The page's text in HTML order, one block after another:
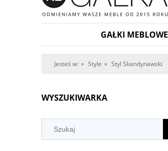
GAŁKI MEBLOWE
Jesteś w: » Style » Styl Skandynawski
WYSZUKIWARKA